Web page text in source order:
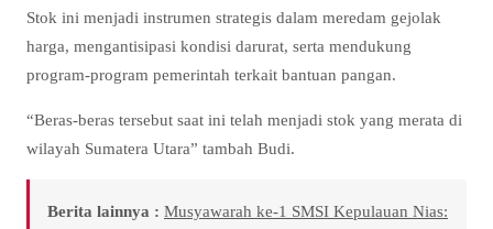
Stok ini menjadi instrumen strategis dalam meredam gejolak
harga, mengantisipasi kondisi darurat, serta mendukung
program-program pemerintah terkait bantuan pangan.
“Beras-beras tersebut saat ini telah menjadi stok yang merata di
wilayah Sumatera Utara” tambah Budi.
Berita lainnya : Musyawarah ke-1 SMSI Kepulauan Nias: